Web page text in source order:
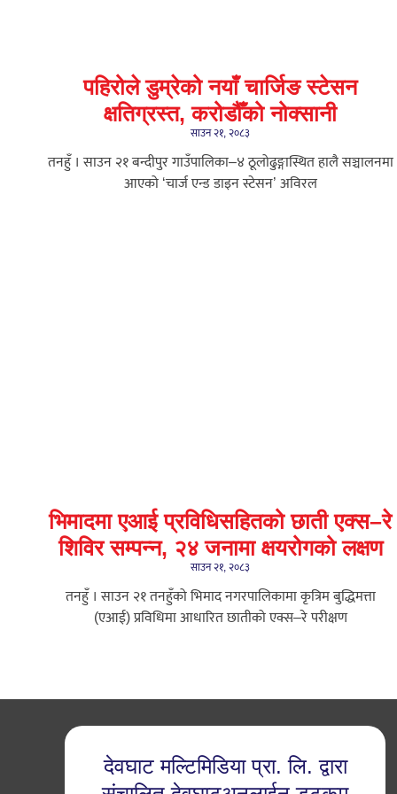
पहिरोले डुम्रेको नयाँ चार्जिङ स्टेसन
क्षतिग्रस्त, करोडौँको नोक्सानी
साउन २१, २०८३
तनहुँ । साउन २१ बन्दीपुर गाउँपालिका–४ ठूलोढुङ्गास्थित हालै सञ्चालनमा
आएको ‘चार्ज एन्ड डाइन स्टेसन’ अविरल
भिमादमा एआई प्रविधिसहितको छाती एक्स–रे
शिविर सम्पन्न, २४ जनामा क्षयरोगको लक्षण
साउन २१, २०८३
तनहुँ । साउन २१ तनहुँको भिमाद नगरपालिकामा कृत्रिम बुद्धिमत्ता
(एआई) प्रविधिमा आधारित छातीको एक्स–रे परीक्षण
देवघाट मल्टिमिडिया प्रा. लि. द्वारा